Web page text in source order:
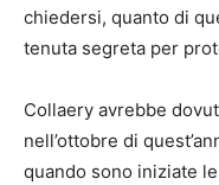
chiedersi, quanto di
tenuta segreta per
Collaery avrebbe
nell’ottobre di
quando sono iniziate